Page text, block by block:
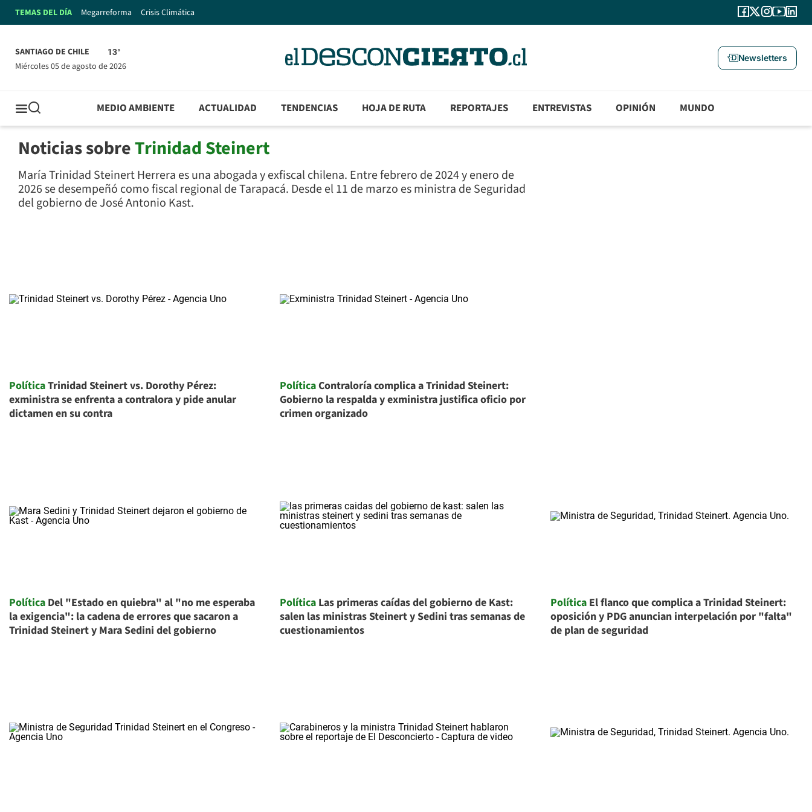
TEMAS DEL DÍA Megarreforma Crisis Climática
SANTIAGO DE CHILE 13°
miércoles 05 de agosto de 2026
Newsletters
MEDIO AMBIENTE ACTUALIDAD TENDENCIAS HOJA DE RUTA REPORTAJES ENTREVISTAS OPINIÓN MUNDO
Noticias sobreTrinidad Steinert
María Trinidad Steinert Herrera es una abogada y exfiscal chilena. Entre febrero de 2024 y enero de
2026 se desempeñó como fiscal regional de Tarapacá. Desde el 11 de marzo es ministra de Seguridad
del gobierno de José Antonio Kast.
PolíticaTrinidad Steinert vs. Dorothy Pérez:
exministra se enfrenta a contralora y pide anular
dictamen en su contra
PolíticaContraloría complica a Trinidad Steinert:
Gobierno la respalda y exministra justifica oficio por
crimen organizado
Política Del "Estado en quiebra" al "no me esperaba
la exigencia": la cadena de errores que sacaron a
Trinidad Steinert y Mara Sedini del gobierno
Política Las primeras caídas del gobierno de Kast:
salen las ministras Steinert y Sedini tras semanas de
cuestionamientos
Política El flanco que complica a Trinidad Steinert:
oposición y PDG anuncian interpelación por "falta"
de plan de seguridad